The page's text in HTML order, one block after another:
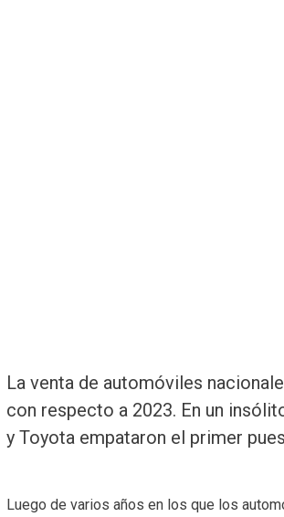
La venta de automóviles
con respecto a 2023. En un
y Toyota empataron el primer
Luego de varios años en los que los